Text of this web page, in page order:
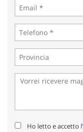
Ho letto e accetto
la
cookie
policy